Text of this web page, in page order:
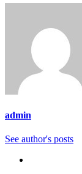
admin
See author's posts